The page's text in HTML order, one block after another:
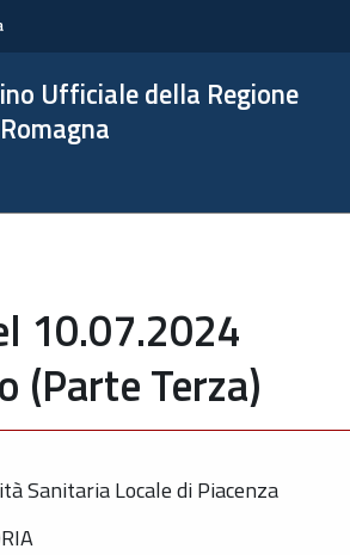
Ufficiale della Regione
10.07.2024
(Parte Terza)
Sanitaria Locale di Piacenza